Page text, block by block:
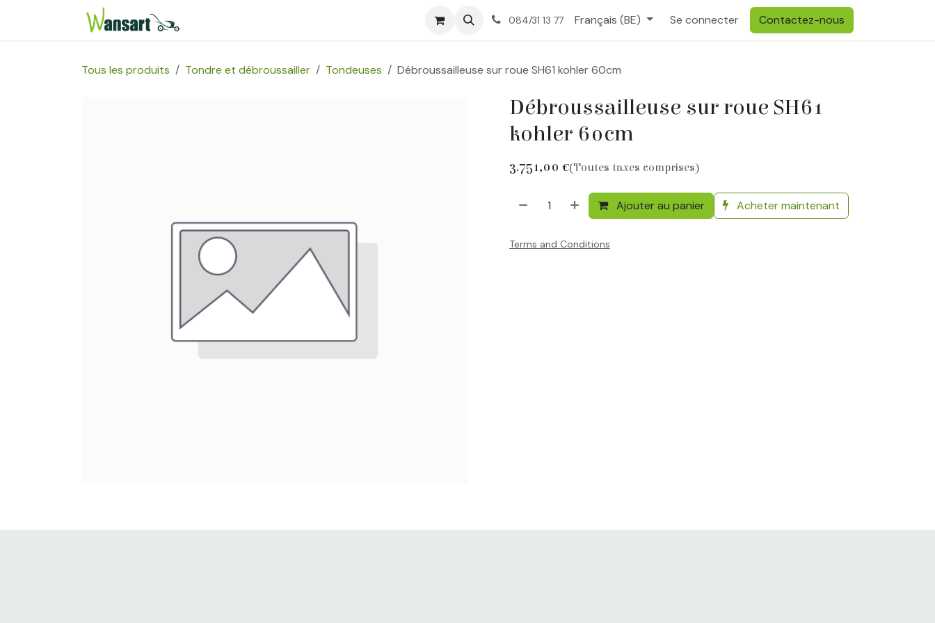
Se rendre au contenu
À propos Contactez-nous
084/31 13 77 Français (BE) Se connecter Contactez-nous
Tous les produits Tondre et débroussailler Tondeuses Débroussailleuse sur roue SH61 kohler 60cm
Débroussailleuse sur roue SH61
kohler 60cm
3.751,00 €(Toutes taxes comprises)
Ajouter au panier Acheter maintenant
Terms and Conditions